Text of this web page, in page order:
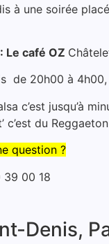
à une soirée
Le café OZ
de 20h00 à 4h00,
c’est jusqu’à
c’est du
question ?
39 00 18
Denis,